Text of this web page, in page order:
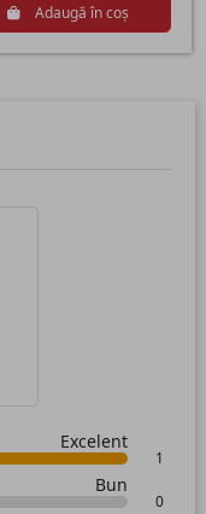
Adaugă în coș
Excelent
1
Bun
0